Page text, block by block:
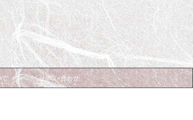
お問い合わせ